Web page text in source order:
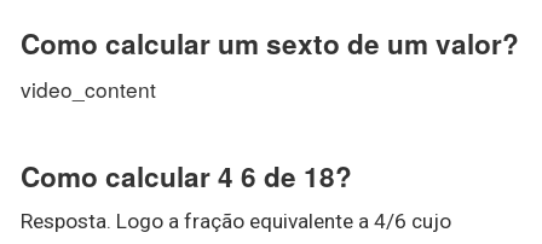
Como calcular um sexto de um valor?
video_content
Como calcular 4 6 de 18?
Resposta. Logo a fração equivalente a 4/6 cujo